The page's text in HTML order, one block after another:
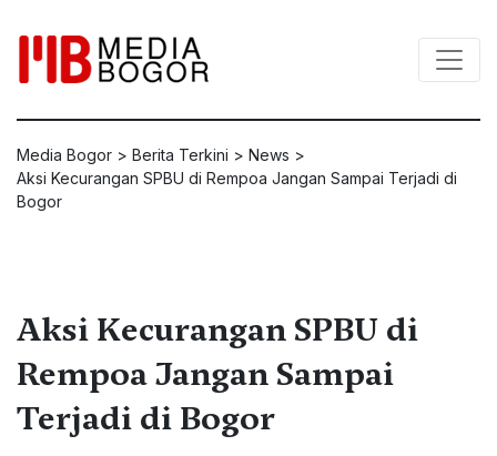
Media Bogor > Berita Terkini > News >
Aksi Kecurangan SPBU di Rempoa Jangan Sampai Terjadi di
Bogor
Aksi Kecurangan SPBU di
Rempoa Jangan Sampai
Terjadi di Bogor